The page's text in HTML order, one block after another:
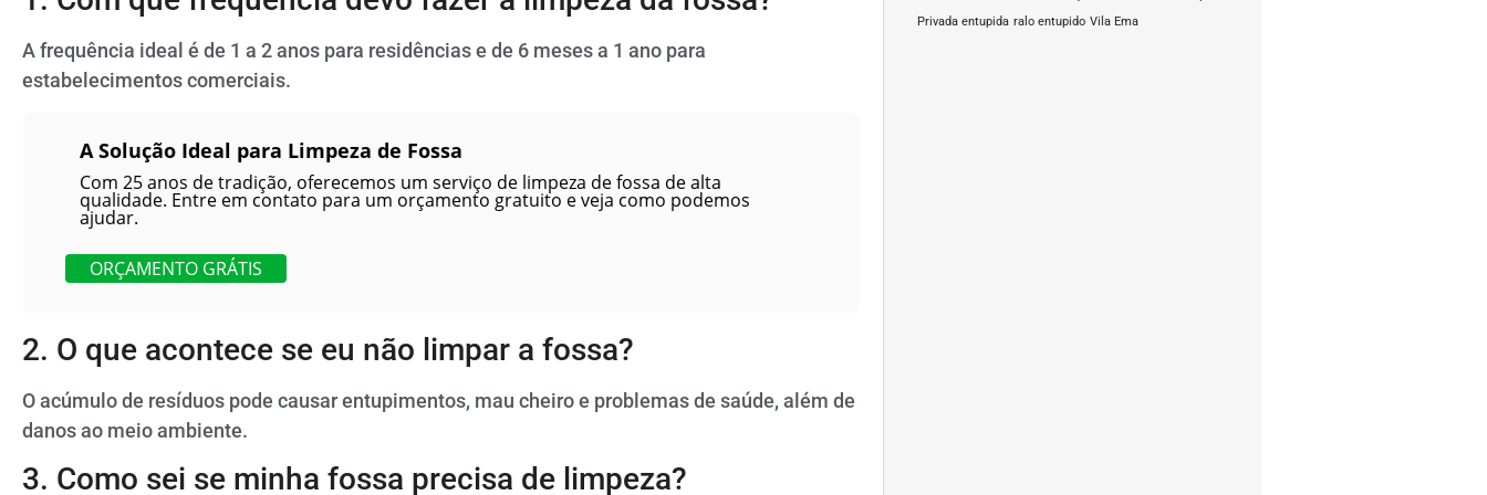
A frequência ideal é de 1 a 2 anos para residências e de 6 meses a 1 ano para
estabelecimentos comerciais.
A Solução Ideal para Limpeza de Fossa
Com 25 anos de tradição, oferecemos um serviço de limpeza de fossa de alta
qualidade. Entre em contato para um orçamento gratuito e veja como podemos
ajudar.
ORÇAMENTO GRÁTIS
2. O que acontece se eu não limpar a fossa?
O acúmulo de resíduos pode causar entupimentos, mau cheiro e problemas de saúde, além de
danos ao meio ambiente.
3. Como sei se minha fossa precisa de limpeza?
Privada entupida ralo entupido Vila Ema